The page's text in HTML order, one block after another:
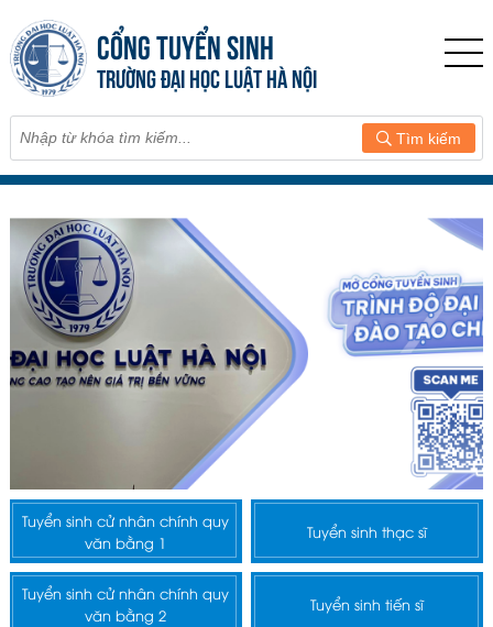
CỔNG TUYỂN SINH
TRƯỜNG ĐẠI HỌC LUẬT HÀ NỘI
Tìm kiếm
Tuyển sinh cử nhân chính quy
văn bằng 1
Tuyển sinh thạc sĩ
Tuyển sinh cử nhân chính quy
văn bằng 2
Tuyển sinh tiến sĩ